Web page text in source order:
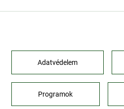
Adatvédelem
Programok